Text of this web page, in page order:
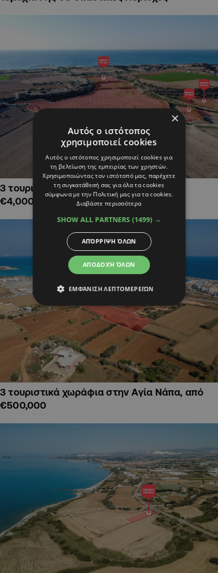
3 τουριστικά χωράφια στην Αλαμινό,
€4,000,000
3 τουριστικά χωράφια στην Αγία Νάπα, από
€500,000
×
Αυτός ο ιστότοπος
χρησιμοποιεί cookies
Αυτός ο ιστότοπος χρησιμοποιεί cookies για
τη βελτίωση της εμπειρίας των χρηστών.
Χρησιμοποιώντας τον ιστότοπό μας, παρέχετε
τη συγκατάθεσή σας για όλα τα cookies
σύμφωνα με την Πολιτική μας για τα cookies.
Διαβάστε περισσότερα
SHOW ALL PARTNERS (1499) →
ΑΠΟΔΟΧΉ ΌΛΩΝ
ΑΠΌΡΡΙΨΗ ΌΛΩΝ
ΕΜΦΆΝΙΣΗ ΛΕΠΤΟΜΕΡΕΙΏΝ